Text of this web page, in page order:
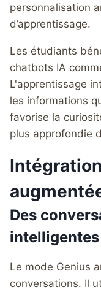
personnalisation
d’apprentissage.
Les étudiants
chatbots IA
L'apprentissage
les informations
favorise la
plus approfondie
Des
intelligentes
Le mode Genius
conversations. Il